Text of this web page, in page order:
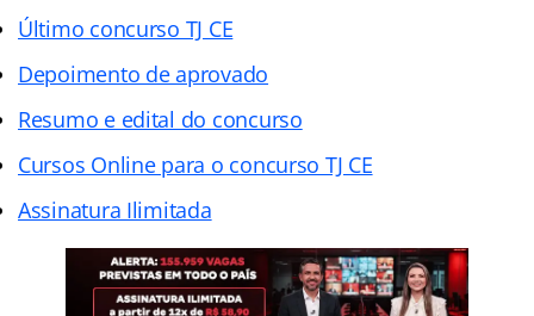
Último concurso TJ CE
Depoimento de aprovado
Resumo e edital do concurso
Cursos Online para o concurso TJ CE
Assinatura Ilimitada